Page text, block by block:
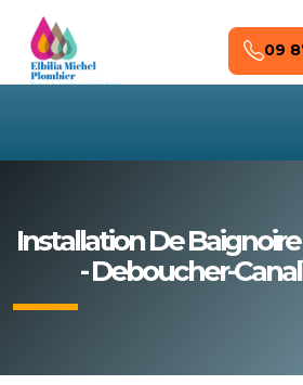
Skip to main content
09
Installation De
- Deboucher-